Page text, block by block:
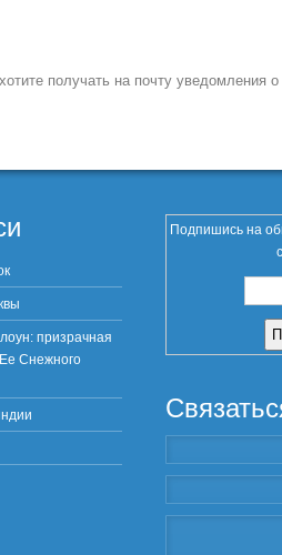
получать на почту уведомления
призрачная
Снежного
Подпишись на